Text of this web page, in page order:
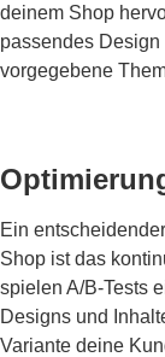
deinem Shop
passendes
vorgegebene
Ein
Shop ist das
spielen A/B-Tests
Designs und
Variante deine